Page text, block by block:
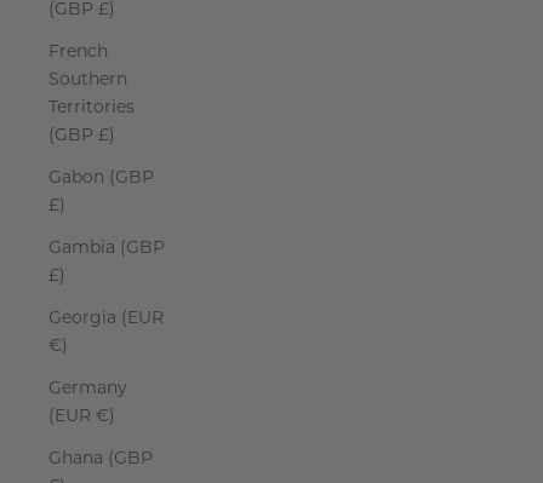
(GBP £)
French
Southern
Territories
(GBP £)
Gabon (GBP
£)
Gambia (GBP
£)
Georgia (EUR
€)
Germany
(EUR €)
Ghana (GBP